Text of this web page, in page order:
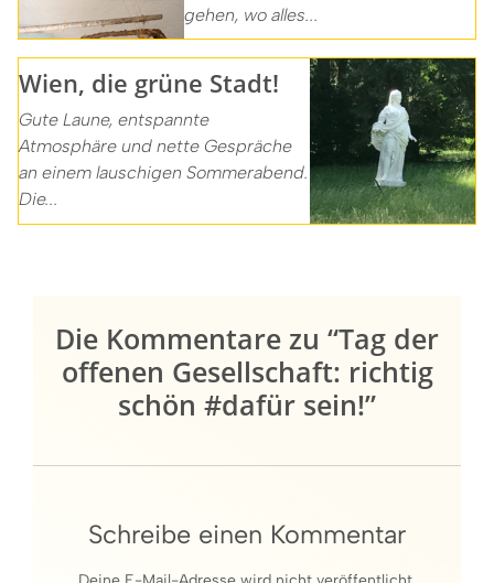
gehen, wo alles...
Wien, die grüne Stadt!
Gute Laune, entspannte
Atmosphäre und nette Gespräche
an einem lauschigen Sommerabend.
Die...
Die Kommentare zu “Tag der
offenen Gesellschaft: richtig
schön #dafür sein!”
Schreibe einen Kommentar